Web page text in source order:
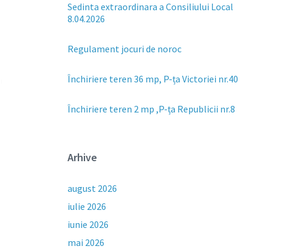
Sedinta extraordinara a Consiliului Local
8.04.2026
Regulament jocuri de noroc
Închiriere teren 36 mp, P-ța Victoriei nr.40
Închiriere teren 2 mp ,P-ța Republicii nr.8
Arhive
august 2026
iulie 2026
iunie 2026
mai 2026